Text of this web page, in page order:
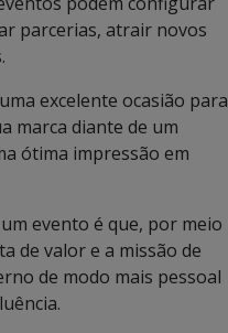
parcerias, atrair novos
excelente ocasião para
marca diante de um
ótima impressão em
evento é que, por meio
de valor e a missão de
de modo mais pessoal